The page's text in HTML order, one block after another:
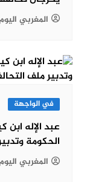
المغربي اليوم
في الواجهة
عبد الإله
الحكومة
المغربي اليوم